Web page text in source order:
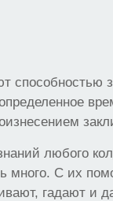
способностью
любого
много. С их
гадают и